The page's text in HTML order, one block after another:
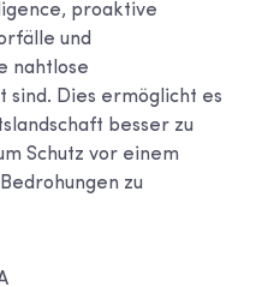
proaktive
und
nahtlose
Dies ermöglicht es
besser zu
Schutz vor einem
zu